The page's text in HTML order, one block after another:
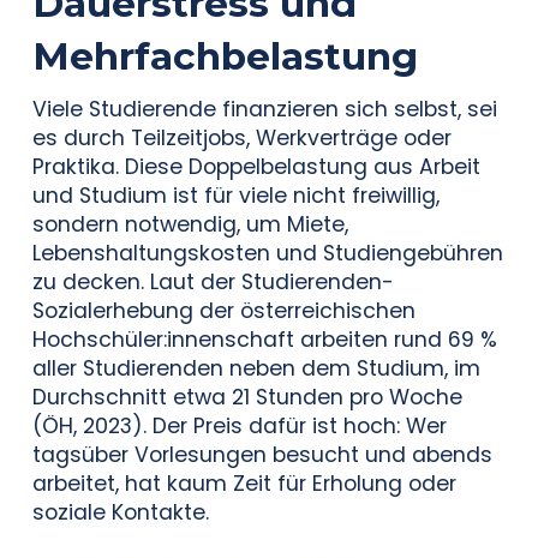
Mehrfachbelastung
Viele Studierende finanzieren sich selbst, sei
es durch Teilzeitjobs, Werkverträge oder
Praktika. Diese Doppelbelastung aus Arbeit
und Studium ist für viele nicht freiwillig,
sondern notwendig, um Miete,
Lebenshaltungskosten und Studiengebühren
zu decken. Laut der Studierenden-
Sozialerhebung der österreichischen
Hochschüler:innenschaft arbeiten rund 69 %
aller Studierenden neben dem Studium, im
Durchschnitt etwa 21 Stunden pro Woche
(ÖH, 2023). Der Preis dafür ist hoch: Wer
tagsüber Vorlesungen besucht und abends
arbeitet, hat kaum Zeit für Erholung oder
soziale Kontakte.